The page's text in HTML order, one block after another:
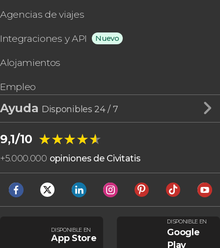
Agencias de viajes
Integraciones y API Nuevo
Alojamientos
Empleo
Ayuda Disponibles 24 / 7
9,1/10 ★★★★★
★★★★★
+5.000.000 opiniones de Civitatis
DISPONIBLE EN
App Store
DISPONIBLE EN
Google
Play